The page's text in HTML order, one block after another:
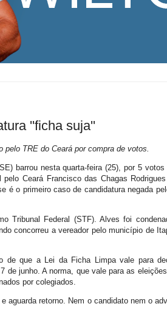
''ficha suja''
TRE do Ceará por compra de votos.
barrou nesta quarta-feira (25), por 5
Ceará Francisco das Chagas
é o primeiro caso de candidatura negada
Tribunal Federal (STF). Alves foi
concorreu a vereador pelo município de
de que a Lei da Ficha Limpa vale para
de junho. A norma, que vale para as
por colegiados.
aguarda retorno. Nem o candidato nem o